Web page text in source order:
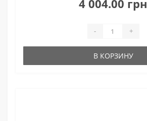
4 004.00 грн
- +
В КОРЗИНУ